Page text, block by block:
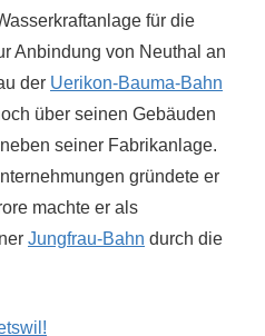
für die
Anbindung von Neuthal an
der Uerikon-Bauma-Bahn
über seinen Gebäuden
seiner Fabrikanlage.
gründete er
machte er als
Jungfrau-Bahn durch die